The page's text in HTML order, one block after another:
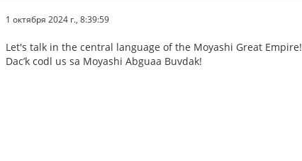
1 октября 2024 г., 8:39:59
Let's talk in the central language of the Moyashi Great Empire!
Dac’k codl us sa Moyashi Abguaa Buvdak!